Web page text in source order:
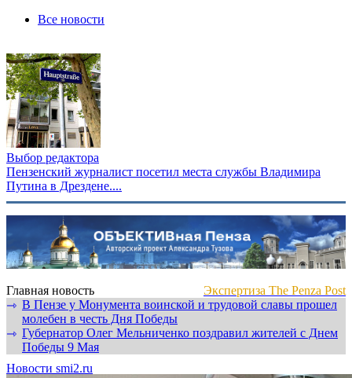
Все новости
Выбор редактора
Пензенский журналист посетил места службы Владимира
Путина в Дрездене....
Главная новость
Экспертиза The Penza Post
⇾ В Пензе у Монумента воинской и трудовой славы прошел
молебен в честь Дня Победы
⇾ Губернатор Олег Мельниченко поздравил жителей с Днем
Победы 9 Мая
Новости smi2.ru